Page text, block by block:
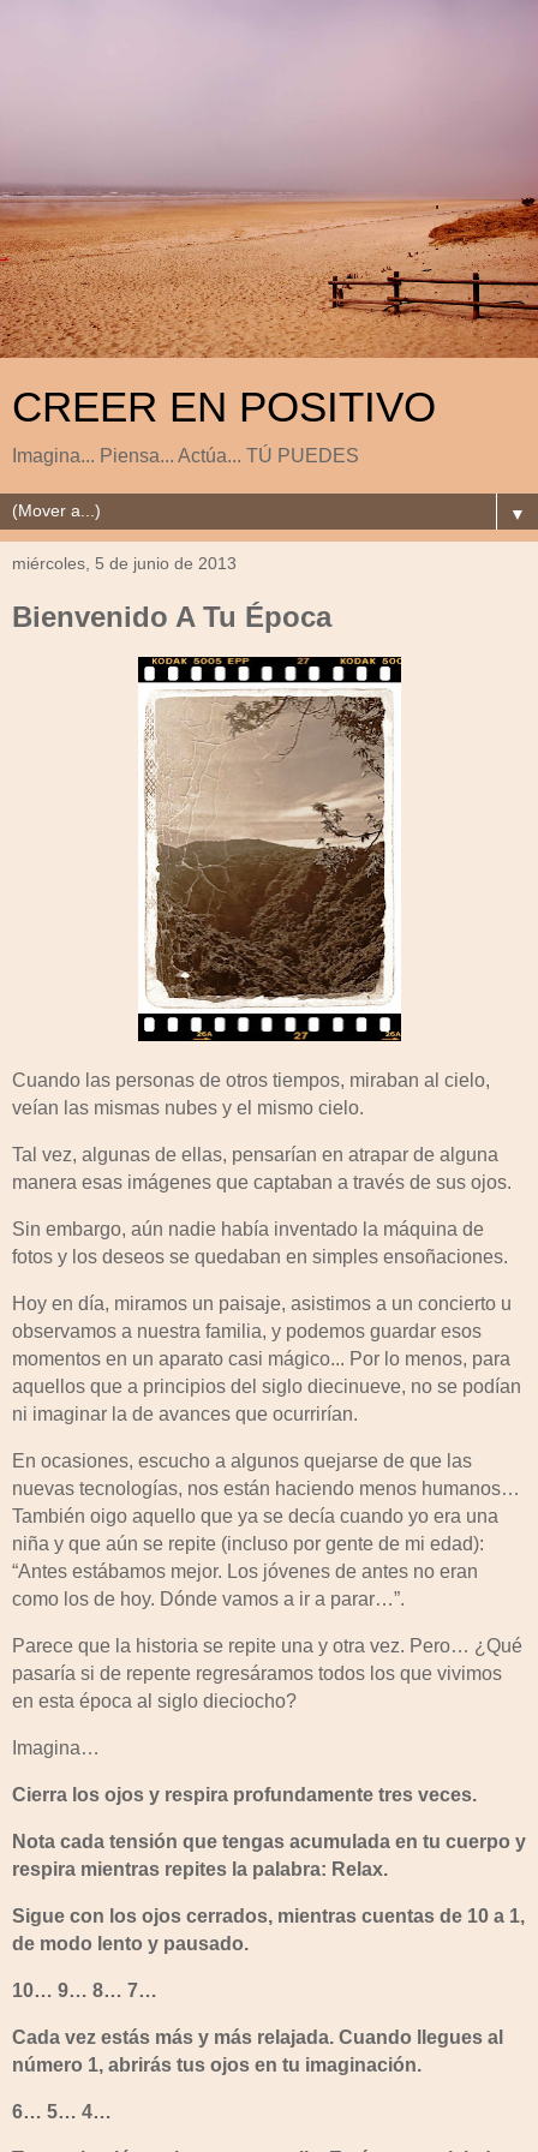
CREER EN POSITIVO
Imagina... Piensa... Actúa... TÚ PUEDES
▼
miércoles, 5 de junio de 2013
Bienvenido A Tu Época
Cuando las personas de otros tiempos, miraban al cielo,
veían las mismas nubes y el mismo cielo.
Tal vez, algunas de ellas, pensarían en atrapar de alguna
manera esas imágenes que captaban a través de sus ojos.
Sin embargo, aún nadie había inventado la máquina de
fotos y los deseos se quedaban en simples ensoñaciones.
Hoy en día, miramos un paisaje, asistimos a un concierto u
observamos a nuestra familia, y podemos guardar esos
momentos en un aparato casi mágico... Por lo menos, para
aquellos que a principios del siglo diecinueve, no se podían
ni imaginar la de avances que ocurrirían.
En ocasiones, escucho a algunos quejarse de que las
nuevas tecnologías, nos están haciendo menos humanos…
También oigo aquello que ya se decía cuando yo era una
niña y que aún se repite (incluso por gente de mi edad):
“Antes estábamos mejor. Los jóvenes de antes no eran
como los de hoy. Dónde vamos a ir a parar…”.
Parece que la historia se repite una y otra vez. Pero… ¿Qué
pasaría si de repente regresáramos todos los que vivimos
en esta época al siglo dieciocho?
Imagina…
Cierra los ojos y respira profundamente tres veces.
Nota cada tensión que tengas acumulada en tu cuerpo y
respira mientras repites la palabra: Relax.
Sigue con los ojos cerrados, mientras cuentas de 10 a 1,
de modo lento y pausado.
10… 9… 8… 7…
Cada vez estás más y más relajada. Cuando llegues al
número 1, abrirás tus ojos en tu imaginación.
6… 5… 4…